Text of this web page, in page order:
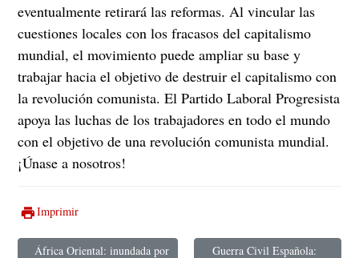
eventualmente retirará las reformas. Al vincular las
cuestiones locales con los fracasos del capitalismo
mundial, el movimiento puede ampliar su base y
trabajar hacia el objetivo de destruir el capitalismo con
la revolución comunista. El Partido Laboral Progresista
apoya las luchas de los trabajadores en todo el mundo
con el objetivo de una revolución comunista mundial.
¡Únase a nosotros!
Imprimir
África Oriental: inundada por Guerra Civil Española: